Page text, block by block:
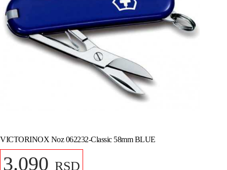
VICTORINOX Noz 062232-Classic 58mm BLUE
3.090 RSD